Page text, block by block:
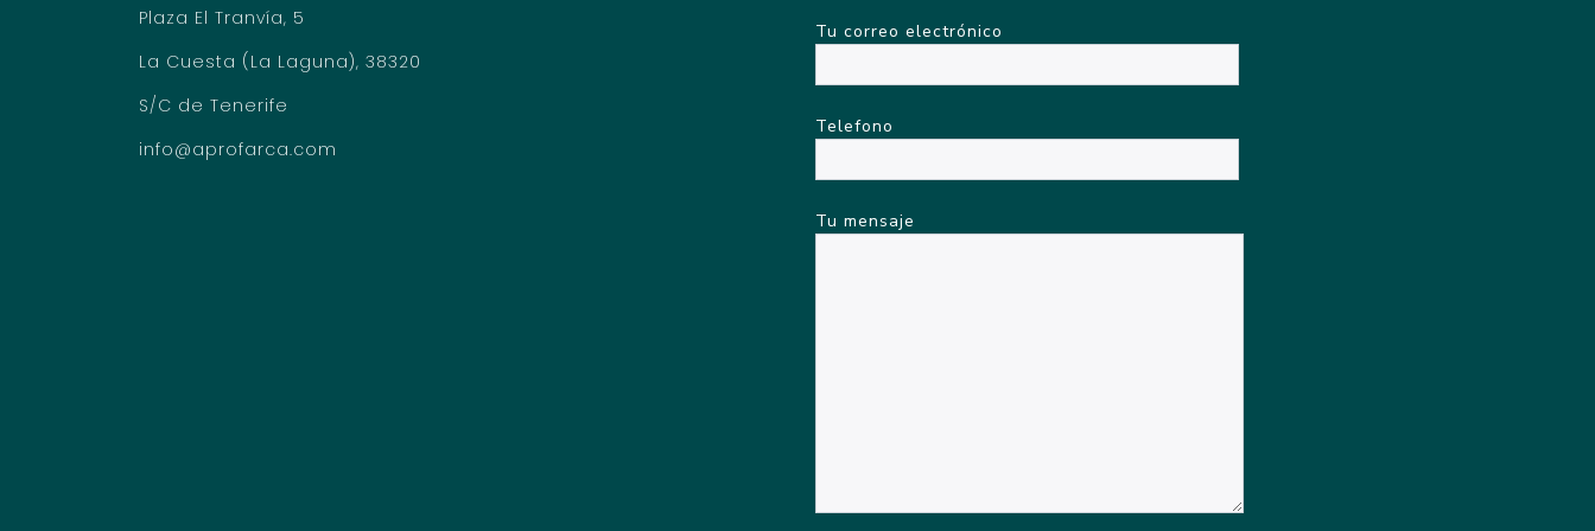
Plaza El Tranvía, 5
La Cuesta (La Laguna), 38320
S/C de Tenerife
info@aprofarca.com
Tu correo electrónico
Telefono
Tu mensaje